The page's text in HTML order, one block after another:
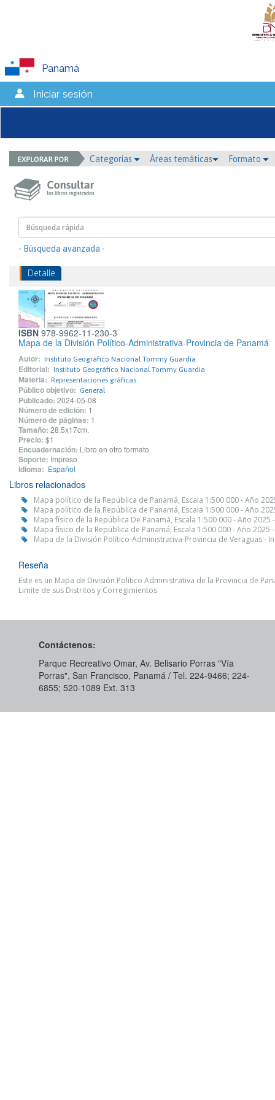
Panamá
Iniciar sesión
Categorías Áreas temáticas Formato
- Búsqueda avanzada -
Detalle
ISBN 978-9962-11-230-3
Mapa de la División Político-Administrativa-Provincia de Panamá
Autor: Instituto Geográfico Nacional Tommy Guardia
Editorial: Instituto Geográfico Nacional Tommy Guardia
Materia: Representaciones gráficas
Público objetivo: General
Publicado: 2024-05-08
Número de edición: 1
Número de páginas: 1
Tamaño: 28.5x17cm.
Precio: $1
Encuadernación: Libro en otro formato
Soporte: Impreso
Idioma: Español
Libros relacionados
Mapa político de la República de Panamá, Escala 1:500 000 - Año
Mapa político de la República de Panamá, Escala 1:500 000 - Año
Mapa físico de la República De Panamá, Escala 1:500 000 - Año
Mapa físico de la República de Panamá, Escala 1:500 000 - Año
Mapa de la División Político-Administrativa-Provincia de Veraguas -
Reseña
Este es un Mapa de División Político Administrativa de la Provincia de
Limite de sus Distritos y Corregimientos
Contáctenos:
Parque Recreativo Omar, Av. Belisario Porras "Vía
Porras", San Francisco, Panamá / Tel. 224-9466; 224-
6855; 520-1089​ Ext. 313